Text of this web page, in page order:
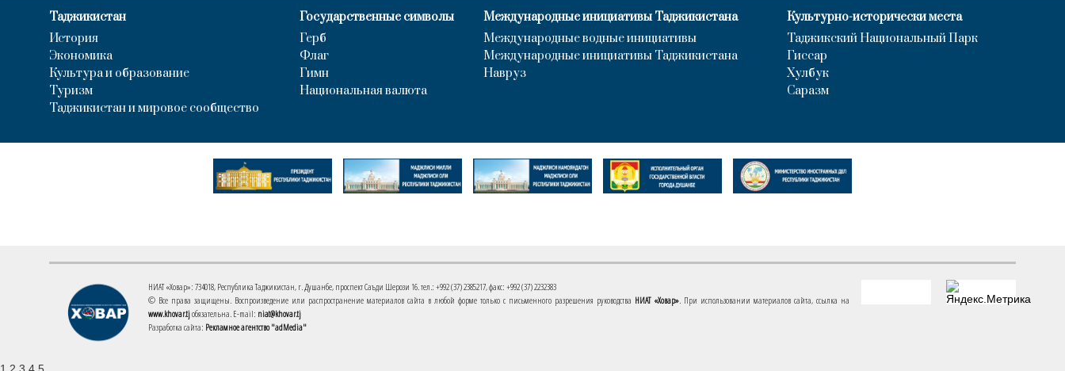
Таджикистан
История
Экономика
Культура и образование
Туризм
Таджикистан и мировое сообщество
Государственные символы
Герб
Флаг
Гимн
Национальная валюта
Международные инициативы Таджикистана
Международные водные инициативы
Международные инициативы Таджикистана
Навруз
Культурно-исторически места
Таджикский Национальный Парк
Гиссар
Хулбук
Саразм
НИАТ «Ховар»: 734018, Республика Таджикистан, г. Душанбе, проспект Саъди Шерози 16. тел.: +992 (37) 2385217, факс: +992 (37) 2232383
© Все права защищены. Воспроизведение или распространение материалов сайта в любой форме только с письменного разрешения руководства НИАТ «Ховар». При использовании материалов сайта, ссылка на
www.khovar.tjобязательна. E-mail: niat@khovar.tj
Разработка сайта: Рекламное агентство "adMedia"